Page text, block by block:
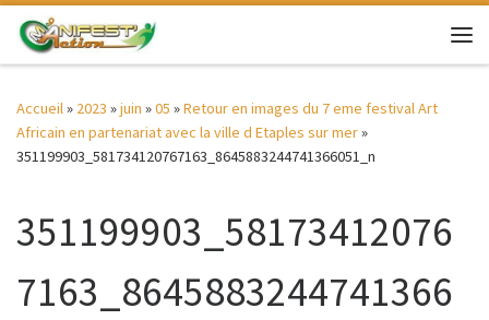
Passer au contenu
Accueil» 2023 »juin »05 »Retour en images du 7 eme festival Art
Africain en partenariat avec la ville d Etaples sur mer»
351199903_581734120767163_8645883244741366051_n
351199903_58173412076
7163_8645883244741366